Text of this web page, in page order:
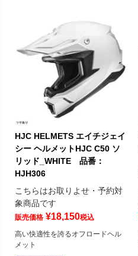
HJC HELMETS エイチジェイ
シー ヘルメットHJC C50 ソ
リッド_WHITE 品番：
HJH306
こちらはお取りよせ・予約対
象商品です
販売価格 ¥18,150税込
高い快適性を誇るオフロードヘル
メット